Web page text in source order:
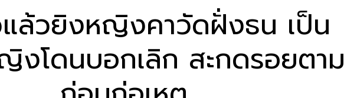
ล้วยิงหญิงคาวัดฝั่งธน เป็น
งโดนบอกเลิก สะกดรอยตาม